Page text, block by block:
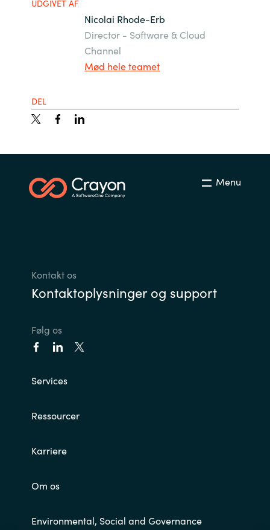
Singapore
Sweden
UDGIVET AF
Nicolai Rhode-Erb
Director - Software & Cloud
Channel
Mød hele teamet
DEL
Menu
Kontakt os
Kontaktoplysninger og support
Følg os
Services
Ressourcer
Karriere
Om os
Environmental, Social and Governance